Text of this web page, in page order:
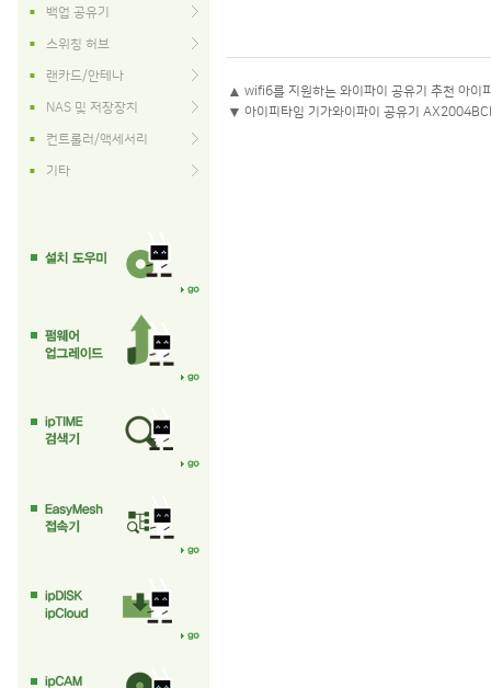
■ 백업 공유기
■ 스위칭 허브
■ 랜카드/안테나
■ NAS 및 저장장치
■ 컨트롤러/액세서리
■ 기타
▲ wifi6를 지원하는 와이파이 공유기 추천 아이
▼ 아이피타임 기가와이파이 공유기